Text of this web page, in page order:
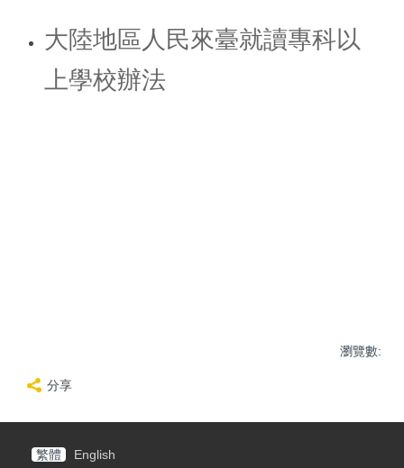
大陸地區人民來臺就讀專科以
上學校辦法
瀏覽數:
分享
繁體 English